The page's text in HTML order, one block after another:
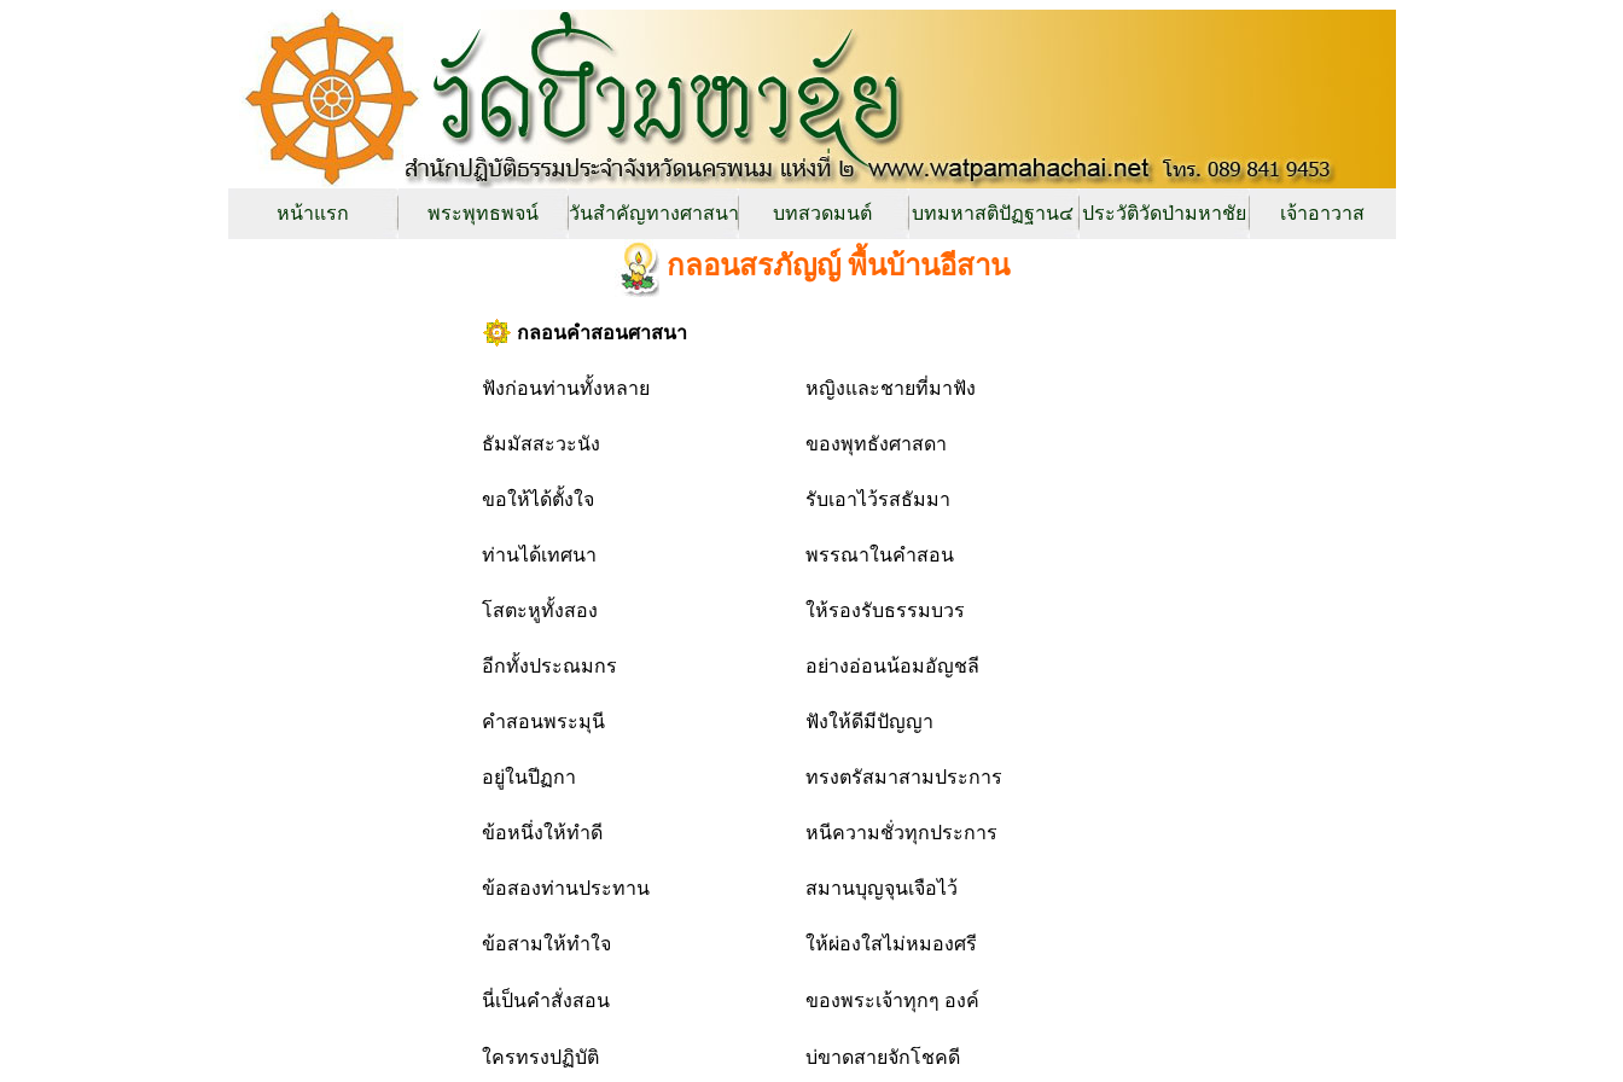
หน้าแรก พระพุทธพจน์ วันสำคัญทางศาสนา บทสวดมนต์ บทมหาสติปัฏฐาน๔ ประวัติวัดป่ามหาชัย เจ้าอาวาส
กลอนสรภัญญ์ พื้นบ้านอีสาน
กลอนคำสอนศาสนา
ฟังก่อนท่านทั้งหลาย หญิงและชายที่มาฟัง
ธัมมัสสะวะนัง ของพุทธังศาสดา
ขอให้ได้ตั้งใจ รับเอาไว้รสธัมมา
ท่านได้เทศนา พรรณาในคำสอน
โสตะหูทั้งสอง ให้รองรับธรรมบวร
อีกทั้งประณมกร อย่างอ่อนน้อมอัญชลี
คำสอนพระมุนี ฟังให้ดีมีปัญญา
อยู่ในปีฏกา ทรงตรัสมาสามประการ
ข้อหนึ่งให้ทำดี หนีความชั่วทุกประการ
ข้อสองท่านประทาน สมานบุญจุนเจือไว้
ข้อสามให้ทำใจ ให้ผ่องใสไม่หมองศรี
นี่เป็นคำสั่งสอน ของพระเจ้าทุกๆ องค์
ใครทรงปฏิบัติ บ่ขาดสายจักโชคดี